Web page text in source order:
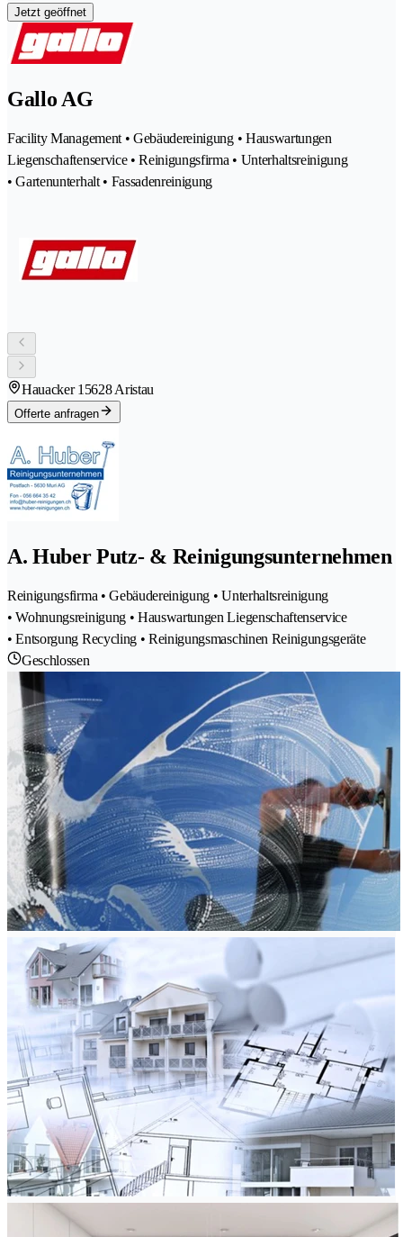
Jetzt geöffnet
Gallo AG
Facility Management • Gebäudereinigung • Hauswartungen
Liegenschaftenservice • Reinigungsfirma • Unterhaltsreinigung
• Gartenunterhalt • Fassadenreinigung
Hauacker 1 5628 Aristau
Offerte anfragen
A. Huber Putz- & Reinigungsunternehmen
Reinigungsfirma • Gebäudereinigung • Unterhaltsreinigung
• Wohnungsreinigung • Hauswartungen Liegenschaftenservice
• Entsorgung Recycling • Reinigungsmaschinen Reinigungsgeräte
Geschlossen